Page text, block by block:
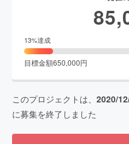
13%達成
目標金額650,000円
このプロジェクトは、 2020/
に募集を終了しました